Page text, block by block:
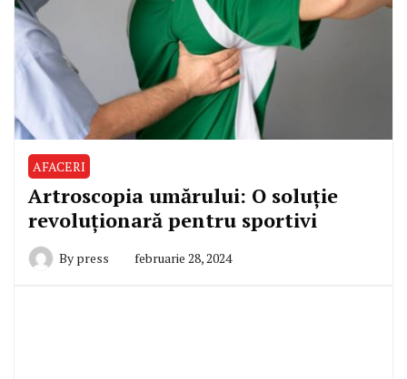
AFACERI
Artroscopia umărului: O soluție
revoluționară pentru sportivi
By press februarie 28, 2024